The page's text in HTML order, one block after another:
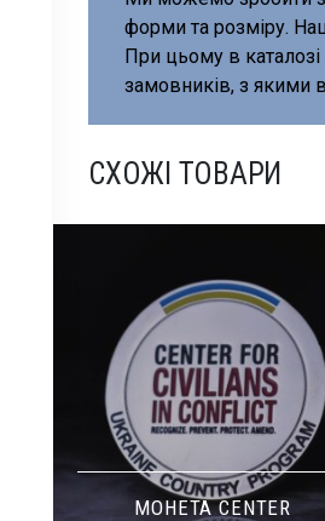
форми та розміру.
При цьому в
замовників, з якими
СХОЖІ ТОВАРИ
МОНЕТА CENTER